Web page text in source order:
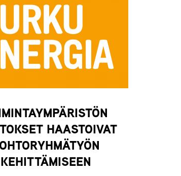
HAASTOIVAT
KEHITTÄMISEEN